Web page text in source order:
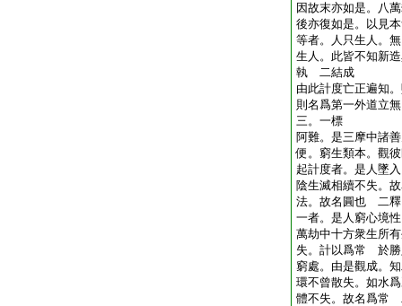
因故末亦如是。八
後亦復如是。以見
等者。人只生人。
生人。此皆不知新
執 二結成
由此計度亡正遍知
則名爲第一外道立
三。一標
阿難。是三摩中諸
便。窮生類本。觀
起計度者。是人墜
陰生滅相續不失。
法。故名圓也 二釋
一者。是人窮心境
萬劫中十方衆生所
失。計以爲常 於勝
窮處。由是觀成。
環不曾散失。如水
體不失。故名爲常